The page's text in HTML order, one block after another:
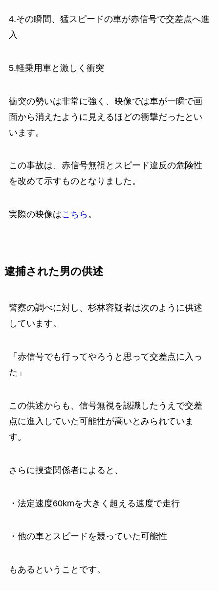
4.その瞬間、猛スピードの車が赤信号で交差点へ進
入
5.軽乗用車と激しく衝突
衝突の勢いは非常に強く、映像では車が一瞬で画
面から消えたように見えるほどの衝撃だったとい
います。
この事故は、赤信号無視とスピード違反の危険性
を改めて示すものとなりました。
実際の映像はこちら。
逮捕された男の供述
警察の調べに対し、杉林容疑者は次のように供述
しています。
「赤信号でも行ってやろうと思って交差点に入っ
た」
この供述からも、信号無視を認識したうえで交差
点に進入していた可能性が高いとみられていま
す。
さらに捜査関係者によると、
・法定速度60kmを大きく超える速度で走行
・他の車とスピードを競っていた可能性
もあるということです。